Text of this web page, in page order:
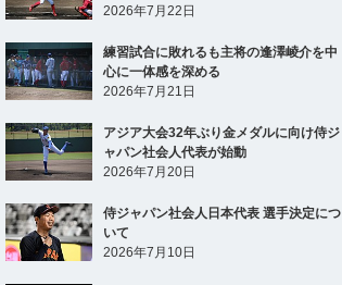
2026年7月22日
練習試合に敗れるも主将の逢澤崚介を中
心に一体感を深める
2026年7月21日
アジア大会32年ぶり金メダルに向け侍ジ
ャパン社会人代表が始動
2026年7月20日
侍ジャパン社会人日本代表 選手決定につ
いて
2026年7月10日